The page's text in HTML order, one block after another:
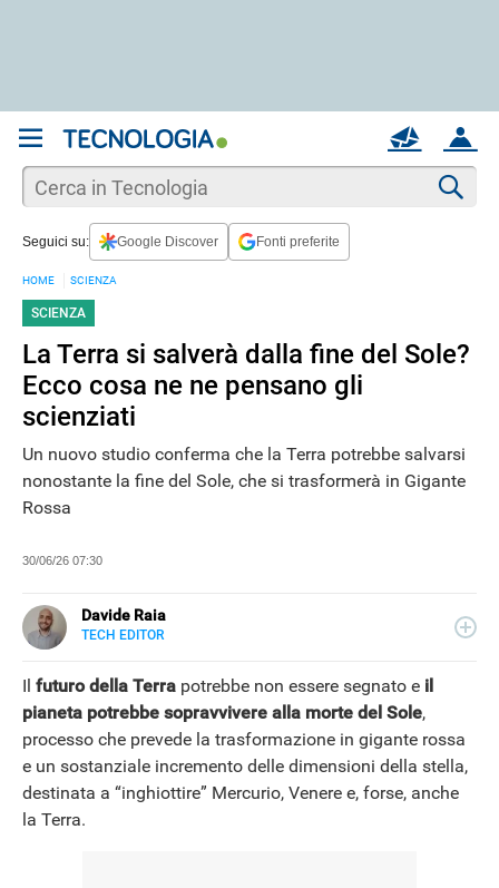
ACCOUNT
MAIL
Seguici su: Google Discover Fonti preferite
HOME SCIENZA
SCIENZA
La Terra si salverà dalla fine del Sole?
Ecco cosa ne ne pensano gli
scienziati
Un nuovo studio conferma che la Terra potrebbe salvarsi
nonostante la fine del Sole, che si trasformerà in Gigante
Rossa
30/06/26 07:30
Davide Raia
TECH EDITOR
editoriali italiane e si occupa principalmente di tecnologia,
in tutte le sue forme. Appassionato di viaggi, vive tra
Napoli e la Grecia.
Il futuro della Terra potrebbe non essere segnato e il
pianeta potrebbe sopravvivere alla morte del Sole,
processo che prevede la trasformazione in gigante rossa
e un sostanziale incremento delle dimensioni della stella,
destinata a “inghiottire” Mercurio, Venere e, forse, anche
la Terra.